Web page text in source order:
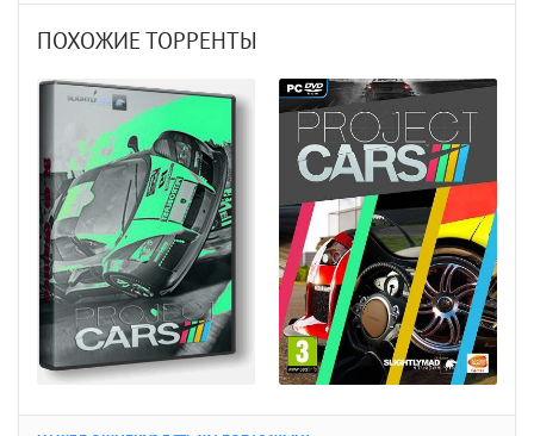
ПОХОЖИЕ ТОРРЕНТЫ